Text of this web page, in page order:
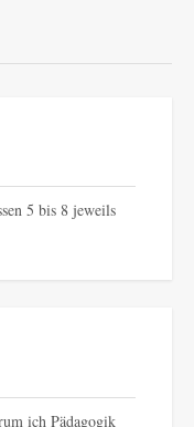
5 bis 8 jeweils
ich Pädagogik